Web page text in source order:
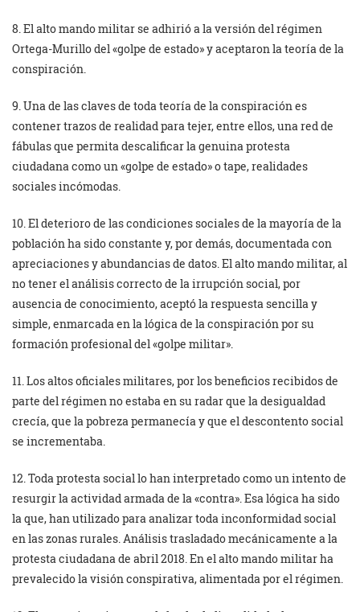
8. El alto mando militar se adhirió a la versión del régimen
Ortega-Murillo del «golpe de estado» y aceptaron la teoría de la
conspiración.
9. Una de las claves de toda teoría de la conspiración es
contener trazos de realidad para tejer, entre ellos, una red de
fábulas que permita descalificar la genuina protesta
ciudadana como un «golpe de estado» o tape, realidades
sociales incómodas.
10. El deterioro de las condiciones sociales de la mayoría de la
población ha sido constante y, por demás, documentada con
apreciaciones y abundancias de datos. El alto mando militar, al
no tener el análisis correcto de la irrupción social, por
ausencia de conocimiento, aceptó la respuesta sencilla y
simple, enmarcada en la lógica de la conspiración por su
formación profesional del «golpe militar».
11. Los altos oficiales militares, por los beneficios recibidos de
parte del régimen no estaba en su radar que la desigualdad
crecía, que la pobreza permanecía y que el descontento social
se incrementaba.
12. Toda protesta social lo han interpretado como un intento de
resurgir la actividad armada de la «contra». Esa lógica ha sido
la que, han utilizado para analizar toda inconformidad social
en las zonas rurales. Análisis trasladado mecánicamente a la
protesta ciudadana de abril 2018. En el alto mando militar ha
prevalecido la visión conspirativa, alimentada por el régimen.